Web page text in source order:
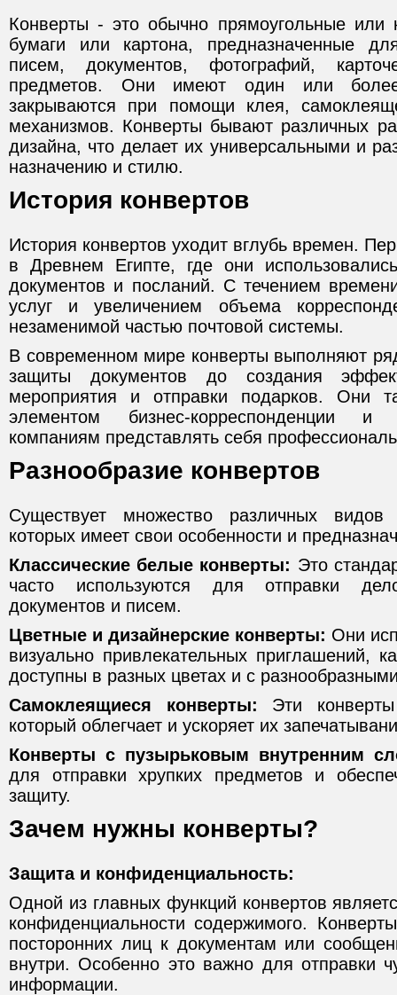
Конверты - это обычно прямоугольные или
бумаги или картона, предназначенные
писем, документов, фотографий,
предметов. Они имеют один или
закрываются при помощи клея,
механизмов. Конверты бывают различных
дизайна, что делает их универсальными и
назначению и стилю.
История конвертов
История конвертов уходит вглубь времен.
в Древнем Египте, где они
документов и посланий. С течением
услуг и увеличением объема
незаменимой частью почтовой системы.
В современном мире конверты выполняют
защиты документов до создания
мероприятия и отправки подарков. Они
элементом бизнес-корреспонденции и
компаниям представлять себя
Разнообразие конвертов
Существует множество различных
которых имеет свои особенности и
Классические белые конверты: Это
часто используются для отправки
документов и писем.
Цветные и дизайнерские конверты: Они
визуально привлекательных приглашений,
доступны в разных цветах и с
Самоклеящиеся конверты: Эти
который облегчает и ускоряет их
Конверты с пузырьковым внутренним
для отправки хрупких предметов и
защиту.
Зачем нужны конверты?
Защита и конфиденциальность:
Одной из главных функций конвертов
конфиденциальности содержимого.
посторонних лиц к документам или
внутри. Особенно это важно для отправки
информации.